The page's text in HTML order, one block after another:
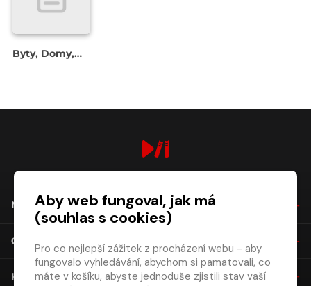
Byty, Domy,
NÁKUP
O SPOLEČNOSTI
KONTAKT
Aby web fungoval, jak má
(souhlas s cookies)
Pro co nejlepší zážitek z procházení webu - aby
fungovalo vyhledávání, abychom si pamatovali, co
máte v košíku, abyste jednoduše zjistili stav vaší